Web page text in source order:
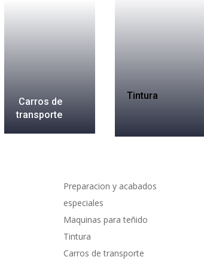
Carros de
transporte
Tintura
Preparacion y acabados
especiales
Maquinas para teñido
Tintura
Carros de transporte